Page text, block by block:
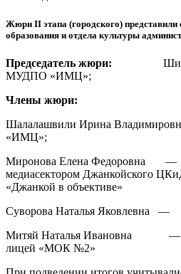
Жюри II этапа (городского) представили
образования и отдела культуры
Председатель жюри:
МУДПО «ИМЦ»;
Члены жюри:
Шалалашвили Ирина
«ИМЦ»;
Миронова Елена Федоровна —
медиасектором Джанкойского
«Джанкой в объективе»
Суворова Наталья Яковлевна
Митяй Наталья Ивановна —
лицей «МОК №2»